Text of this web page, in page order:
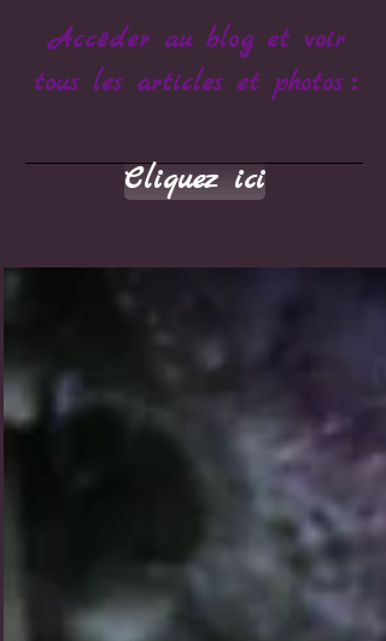
Accéder au blog et voir
tous les articles et photos:
Cliquez ici